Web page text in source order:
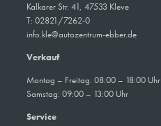
Kalkarer Str. 41, 47533 Kleve
T: 02821/7262-0
info.kle@autozentrum-ebber.de
Verkauf
Montag – Freitag: 08:00 – 18:00 Uhr
Samstag: 09:00 – 13:00 Uhr
Service